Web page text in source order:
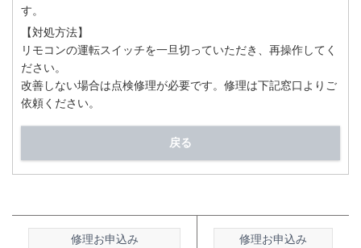
す。
【対処方法】
リモコンの運転スイッチを一旦切っていただき、再操作してく
ださい。
改善しない場合は点検修理が必要です。修理は下記窓口よりご
依頼ください。
戻る
修理お申込み
修理お申込み